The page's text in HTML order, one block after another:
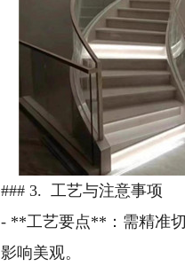
### 3. 工艺与注意事项
- **工艺要点**：需精准
影响美观。